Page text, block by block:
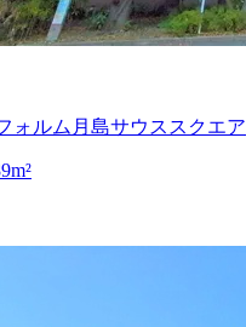
ォルム月島サウススクエア